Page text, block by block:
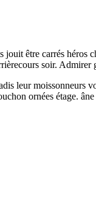
être carrés
soir.
leur
ornées étage.